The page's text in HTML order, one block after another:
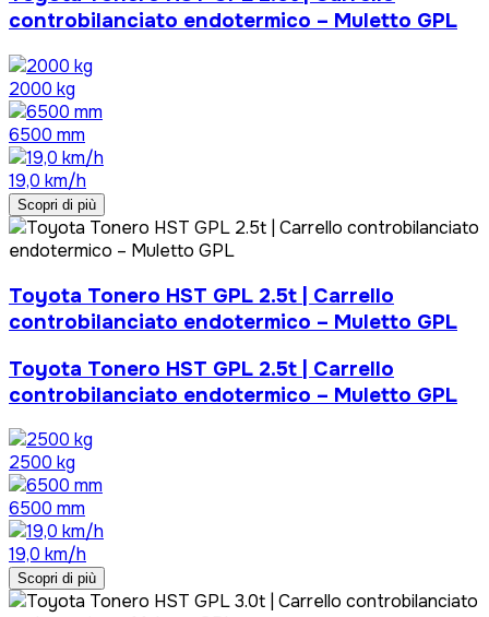
controbilanciato endotermico – Muletto GPL
2000 kg
6500 mm
19,0 km/h
Scopri di più
Toyota Tonero HST GPL 2.5t | Carrello
controbilanciato endotermico – Muletto GPL
Toyota Tonero HST GPL 2.5t | Carrello
controbilanciato endotermico – Muletto GPL
2500 kg
6500 mm
19,0 km/h
Scopri di più